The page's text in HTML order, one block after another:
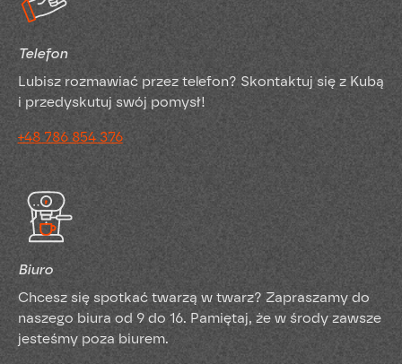
Telefon
Lubisz rozmawiać przez telefon? Skontaktuj się z Kubą
i przedyskutuj swój pomysł!
+48 786 854 376
Biuro
Chcesz się spotkać twarzą w twarz? Zapraszamy do
naszego biura od 9 do 16. Pamiętaj, że w środy zawsze
jesteśmy poza biurem.